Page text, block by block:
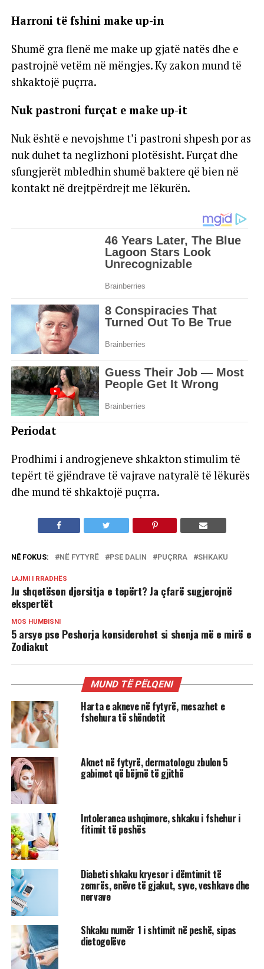
Harroni të fshini make up-in
Shumë gra flenë me make up gjatë natës dhe e
pastrojnë vetëm në mëngjes. Ky zakon mund të
shkaktojë puçrra.
Nuk pastroni furçat e make up-it
Nuk është e nevojshme t’i pastroni shpesh por as
nuk duhet ta neglizhoni plotësisht. Furçat dhe
sfungjerët mbledhin shumë baktere që bien në
kontakt në drejtpërdrejt me lëkurën.
Periodat
Prodhimi i androgjeneve shkakton stimulim të
tepërt të gjëndrave të vajrave natyralë të lëkurës
dhe mund të shkaktojë puçrra.
NË FOKUS: NË FYTYRË PSE DALIN PUÇRRA SHKAKU
LAJMI I RRADHËS
Ju shqetëson djersitja e tepërt? Ja çfarë sugjerojnë
ekspertët
MOS HUMBISNI
5 arsye pse Peshorja konsiderohet si shenja më e mirë e
Zodiakut
MUND TË PËLQENI
Harta e akneve në fytyrë, mesazhet e
fshehura të shëndetit
Aknet në fytyrë, dermatologu zbulon 5
gabimet që bëjmë të gjithë
Intoleranca ushqimore, shkaku i fshehur i
fitimit të peshës
Diabeti shkaku kryesor i dëmtimit të
zemrës, enëve të gjakut, syve, veshkave dhe
nervave
Shkaku numër 1 i shtimit në peshë, sipas
dietogolëve